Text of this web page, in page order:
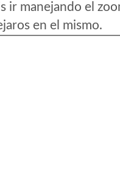
ir manejando el
en el mismo.